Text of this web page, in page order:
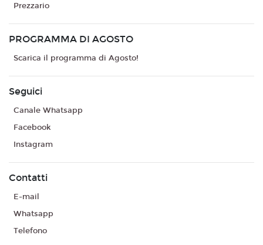
Prezzario
PROGRAMMA DI AGOSTO
Scarica il programma di Agosto!
Seguici
Canale Whatsapp
Facebook
Instagram
Contatti
E-mail
Whatsapp
Telefono